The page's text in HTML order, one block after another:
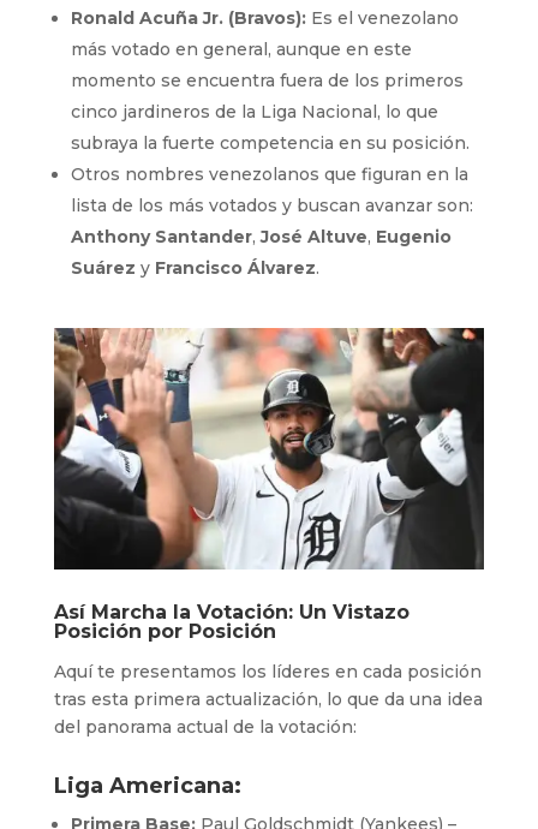
Ronald Acuña Jr. (Bravos):Es el venezolano
más votado en general, aunque en este
momento se encuentra fuera de los primeros
cinco jardineros de la Liga Nacional, lo que
subraya la fuerte competencia en su posición.
Otros nombres venezolanos que figuran en la
lista de los más votados y buscan avanzar son:
Anthony Santander,José Altuve, Eugenio
Suárez y Francisco Álvarez.
Así Marcha la Votación: Un Vistazo
Posición por Posición
Aquí te presentamos los líderes en cada posición
tras esta primera actualización, lo que da una idea
del panorama actual de la votación:
Liga Americana:
Primera Base:Paul Goldschmidt (Yankees) –